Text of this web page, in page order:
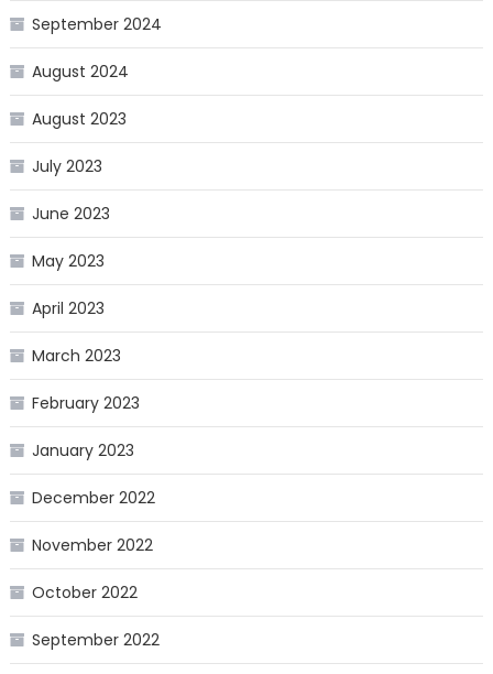
September 2024
August 2024
August 2023
July 2023
June 2023
May 2023
April 2023
March 2023
February 2023
January 2023
December 2022
November 2022
October 2022
September 2022